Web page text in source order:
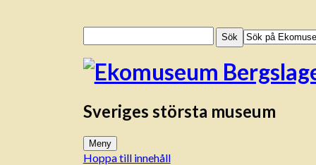
efter:
Sveriges största museum
Meny
Hoppa till innehåll